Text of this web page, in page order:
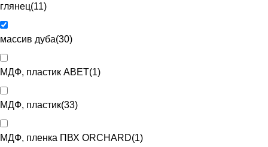
глянец(11)
массив дуба(30)
МДФ, пластик ABET(1)
МДФ, пластик(33)
МДФ, пленка ПВХ ORCHARD(1)